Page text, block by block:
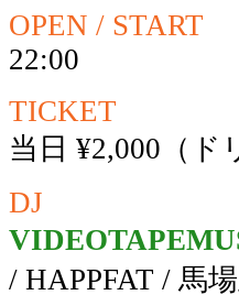
OPEN / START
22:00
TICKET
当日 ¥2,000（ド
DJ
/ HAPPFAT / 馬